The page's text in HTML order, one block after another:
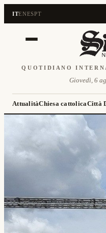
ITENESPT
QUOTIDIANO
Giovedì, 6
AttualitàChiesa cattolicaCittà